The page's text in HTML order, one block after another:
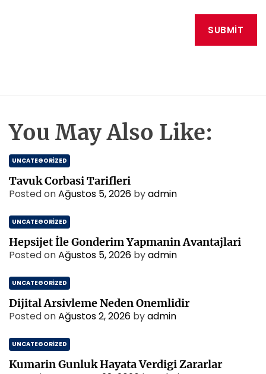
You May Also Like:
UNCATEGORIZED
Tavuk Corbasi Tarifleri
Posted onAğustos 5, 2026 byadmin
UNCATEGORIZED
Hepsijet İle Gonderim Yapmanin Avantajlari
Posted onAğustos 5, 2026 byadmin
UNCATEGORIZED
Dijital Arsivleme Neden Onemlidir
Posted onAğustos 2, 2026 byadmin
UNCATEGORIZED
Kumarin Gunluk Hayata Verdigi Zararlar